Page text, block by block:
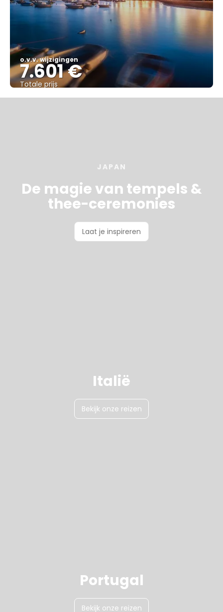
o.v.v. wijzigingen
7.601 €
Totale prijs
Bekijk
JAPAN
De magie van tempels &
thee-ceremonies
Laat je inspireren
Italië
Bekijk onze reizen
Portugal
Bekijk onze reizen